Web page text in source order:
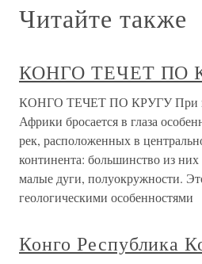
Читайте также
КОНГО ТЕЧЕТ ПО
КОНГО ТЕЧЕТ ПО КРУГУ При
Африки бросается в глаза
рек, расположенных в
континента: большинство из
малые дуги, полуокружности.
геологическими особенностями
Конго Республика